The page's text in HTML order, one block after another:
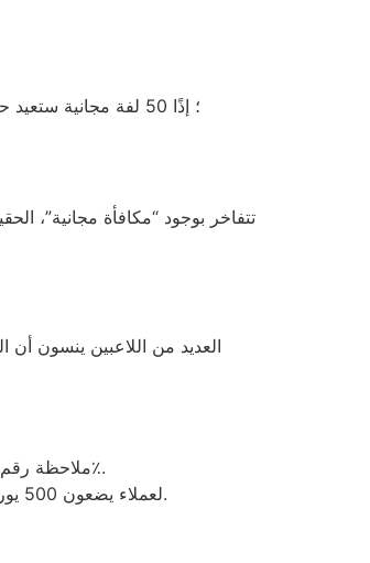
ملاحظة رقم 3: في بعض الكازينوهات توجد قاعدة “لا يمكن الجمع بين عرضين” التي تجعل 50 لفة مجانية لا تُستَخدم إذا كان هناك عرض إيداع 100٪.
الأكثر إرباكًا هو أن بعض المواقع تعطي “VIP” لعملاء يضعون 500 يورو كحد أدنى في شهر واحد، وهو ما يعادل متوسط راتب نصف شهر للموظف المتوسط في دبي.